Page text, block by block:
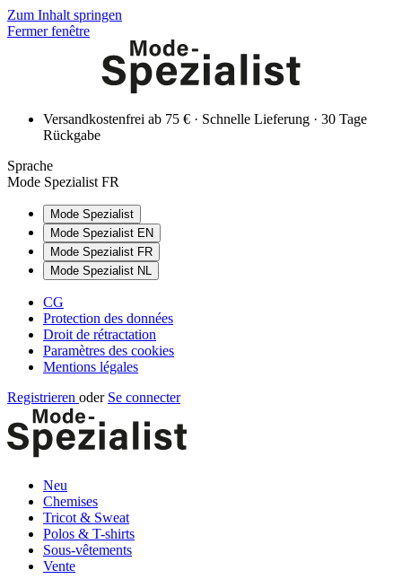
Zum Inhalt springen
Fermer fenêtre
Versandkostenfrei ab 75 € · Schnelle Lieferung · 30 Tage
Rückgabe
Sprache
Mode Spezialist FR
Mode Spezialist
Mode Spezialist EN
Mode Spezialist FR
Mode Spezialist NL
CG
Protection des données
Droit de rétractation
Paramètres des cookies
Mentions légales
Registrieren oder Se connecter
Neu
Chemises
Tricot & Sweat
Polos & T-shirts
Sous-vêtements
Vente